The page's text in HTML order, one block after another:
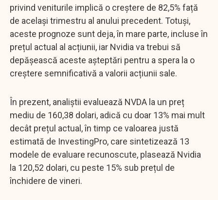
privind veniturile implică o creștere de 82,5% față
de același trimestru al anului precedent. Totuși,
aceste prognoze sunt deja, în mare parte, incluse în
prețul actual al acțiunii, iar Nvidia va trebui să
depășească aceste așteptări pentru a spera la o
creștere semnificativă a valorii acțiunii sale.
În prezent, analiștii evaluează NVDA la un preț
mediu de 160,38 dolari, adică cu doar 13% mai mult
decât prețul actual, în timp ce valoarea justă
estimată de InvestingPro, care sintetizează 13
modele de evaluare recunoscute, plasează Nvidia
la 120,52 dolari, cu peste 15% sub prețul de
închidere de vineri.